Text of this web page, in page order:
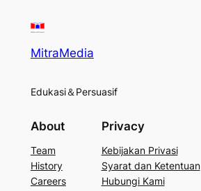
MitraMedia
Edukasi＆Persuasif
About
Team
History
Careers
Privacy
Kebijakan Privasi
Syarat dan Ketentuan
Hubungi Kami